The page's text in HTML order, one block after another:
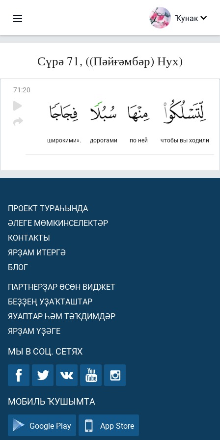
Ҡунак
Сүрә 71, ((Пәйғәмбәр) Нух)
71 :20
чтобы вы ходили
по ней
дорогами
широкими».
ПРОЕКТ ТУРАҺЫНДА
ӘЛЕГЕ МӨМКИНСЕЛЕКТӘР
КОНТАКТЫ
ЯРҘАМ ИТЕРГӘ
БЛОГ
ПАРТНЕРҘАР ӨСӨН ВИДЖЕТ
БЕҘҘЕҢ УҘАҠТАШТАР
ЯУАПТАР ҺӘМ ТӘҠДИМДӘР
ЯРҘАМ ҮҘӘГЕ
МЫ В СОЦ. СЕТЯХ
МОБИЛЬ ҠУШЫМТА
Google Play App Store